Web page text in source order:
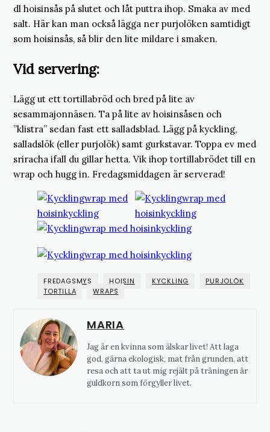
dl hoisinsås på slutet och låt puttra ihop. Smaka av med
salt. Här kan man också lägga ner purjolöken samtidigt
som hoisinsås, så blir den lite mildare i smaken.
Vid servering:
Lägg ut ett tortillabröd och bred på lite av
sesammajonnäsen. Ta på lite av hoisinsåsen och
”klistra” sedan fast ett salladsblad. Lägg på kyckling,
salladslök (eller purjolök) samt gurkstavar. Toppa ev med
sriracha ifall du gillar hetta. Vik ihop tortillabrödet till en
wrap och hugg in. Fredagsmiddagen är serverad!
FREDAGSMYS HOISIN KYCKLING
PURJOLÖK
TORTILLA
WRAPS
MARIA
Jag är en kvinna som älskar livet! Att laga
god, gärna ekologisk, mat från grunden, att
resa och att ta ut mig rejält på träningen är
guldkorn som förgyller livet.